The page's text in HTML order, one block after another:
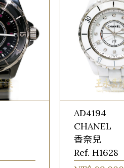
AD4194
CHANEL
香奈兒
Ref. H1628